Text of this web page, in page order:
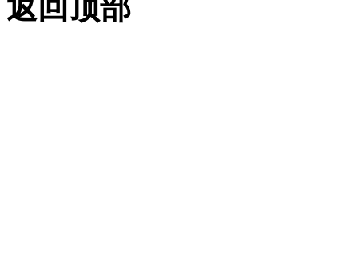
返回顶部